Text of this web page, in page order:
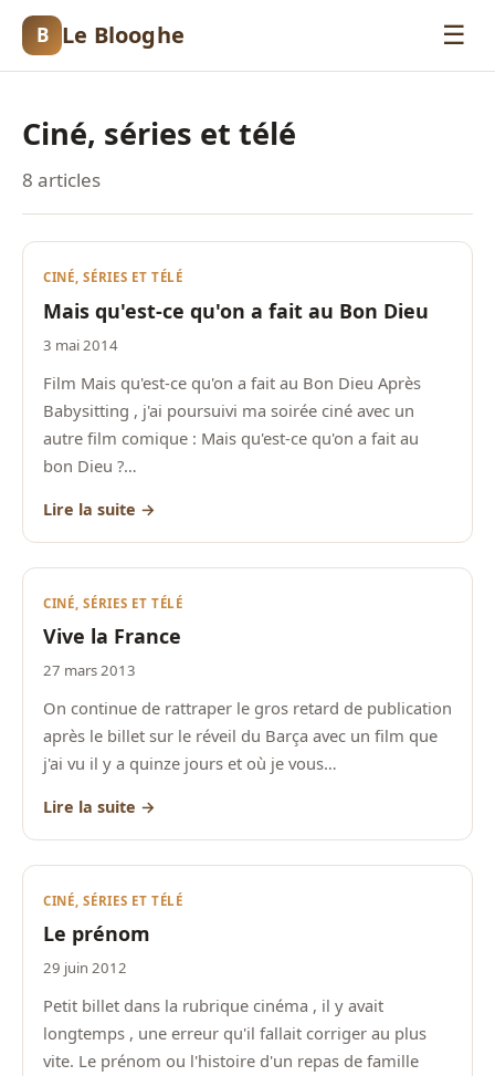
B Le Blooghe ☰
Ciné, séries et télé
8 articles
CINÉ, SÉRIES ET TÉLÉ
Mais qu'est-ce qu'on a fait au Bon Dieu
3 mai 2014
Film Mais qu'est-ce qu'on a fait au Bon Dieu Après
Babysitting , j'ai poursuivi ma soirée ciné avec un
autre film comique : Mais qu'est-ce qu'on a fait au
bon Dieu ?…
Lire la suite →
CINÉ, SÉRIES ET TÉLÉ
Vive la France
27 mars 2013
On continue de rattraper le gros retard de publication
après le billet sur le réveil du Barça avec un film que
j'ai vu il y a quinze jours et où je vous…
Lire la suite →
CINÉ, SÉRIES ET TÉLÉ
Le prénom
29 juin 2012
Petit billet dans la rubrique cinéma , il y avait
longtemps , une erreur qu'il fallait corriger au plus
vite. Le prénom ou l'histoire d'un repas de famille